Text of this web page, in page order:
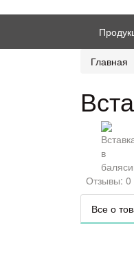
Главная
Отзывы: 0
Все о